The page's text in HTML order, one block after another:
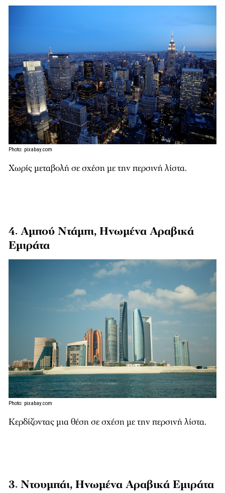
Photo: pixabay.com
Χωρίς μεταβολή σε σχέση με την περσινή λίστα.
4. Αμπού Ντάμπι, Ηνωμένα Αραβικά
Εμιράτα
Photo: pixabay.com
Κερδίζοντας μια θέση σε σχέση με την περσινή λίστα.
3. Ντουμπάι, Ηνωμένα Αραβικά Εμιράτα